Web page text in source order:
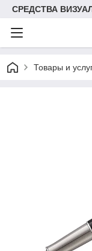
СРЕДСТВА
Товары и